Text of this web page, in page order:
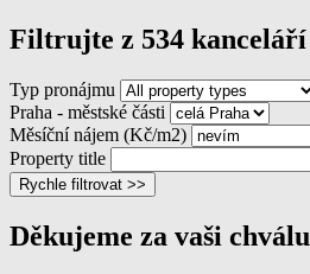
Filtrujte z 534 kanceláří
Typ pronájmu
Praha - městské části
Měsíční nájem (Kč/m2)
Property title
Rychle filtrovat >>
Děkujeme za vaši chválu